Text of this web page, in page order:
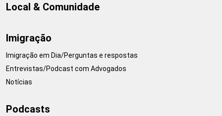
Local & Comunidade
Imigração
Imigração em Dia/Perguntas e respostas
Entrevistas/Podcast com Advogados
Notícias
Podcasts